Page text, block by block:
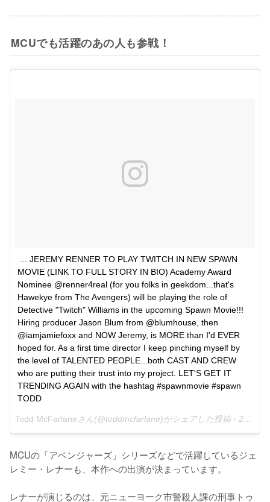
MCUでも活躍のあの人も参戦！
... JEREMY RENNER TO PLAY TWITCH IN NEW SPAWN
MOVIE (LINK TO FULL STORY IN BIO) Academy Award
Nominee @renner4real (for you folks in geekdom...that's
Hawekye from The Avengers) will be playing the role of
Detective "Twitch" Williams in the upcoming Spawn Movie​!!!
Hiring producer Jason Blum from @blumhouse, then
@iamjamiefoxx and NOW Jeremy, is MORE than I'd EVER
hoped for. As a first time director I keep pinching myself by
the level of TALENTED PEOPLE...both CAST AND CREW
who are putting their trust into my project. LET'S GET IT
TRENDING AGAIN with the hashtag #spawnmovie #spawn
TODD
Todd McFarlaneさん(@toddmcfarlane)がシェアした投稿 - 2018年 7月月9日午後3時06分PDT
MCUの「アベンジャーズ」シリーズなどで活躍しているジェ
レミー・レナーも、本作への出演が決まっています。
レナーが演じるのは、元ニューヨーク市警殺人課の刑事トゥ